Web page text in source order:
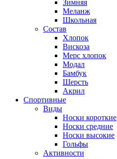
Зимняя
Меланж
Школьная
Состав
Хлопок
Вискоза
Мерс хлопок
Модал
Бамбук
Шерсть
Акрил
Спортивные
Виды
Носки короткие
Носки средние
Носки высокие
Гольфы
Активности